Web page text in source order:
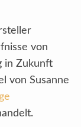
von
in Zukunft
von Susanne